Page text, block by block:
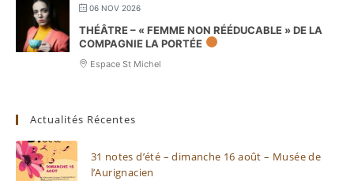
06 NOV 2026
THÉÂTRE – « FEMME NON RÉÉDUCABLE » DE LA
COMPAGNIE LA PORTÉE
Espace St Michel
Actualités Récentes
31 notes d’été – dimanche 16 août – Musée de
l’Aurignacien